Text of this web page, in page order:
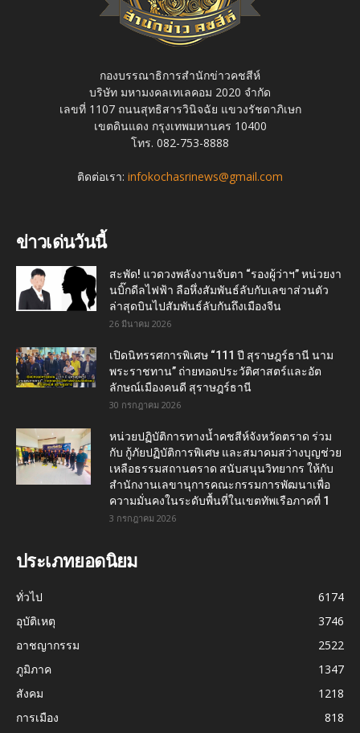
กองบรรณาธิการสำนักข่าวคชสีห์
บริษัท มหามงคลเทเลคอม 2020 จำกัด
เลขที่ 1107 ถนนสุทธิสารวินิจฉัย แขวงรัชดาภิเษก
เขตดินแดง กรุงเทพมหานคร 10400
โทร. 082-753-8888
ติดต่อเรา: infokochasrinews@gmail.com
ข่าวเด่นวันนี้
สะพัด! แวดวงพลังงานจับตา “รองผู้ว่าฯ” หน่วยงา
นบิ๊กดีลไฟฟ้า ลือหึ่งสัมพันธ์ลับกับเลขาส่วนตัว
ล่าสุดบินไปสัมพันธ์ลับกันถึงเมืองจีน
26 มีนาคม 2026
เปิดนิทรรศการพิเศษ “111 ปี สุราษฎร์ธานี นาม
พระราชทาน” ถ่ายทอดประวัติศาสตร์และอัต
ลักษณ์เมืองคนดี สุราษฎร์ธานี
30 กรกฎาคม 2026
หน่วยปฏิบัติการทางน้ำคชสีห์จังหวัดตราด ร่วม
กับ กู้ภัยปฏิบัติการพิเศษ และสมาคมสว่างบุญช่วย
เหลือธรรมสถานตราด สนับสนุนวิทยากร ให้กับ
สำนักงานเลขานุการคณะกรรมการพัฒนาเพื่อ
ความมั่นคงในระดับพื้นที่ในเขตทัพเรือภาคที่ 1
3 กรกฎาคม 2026
ประเภทยอดนิยม
ทั่วไป
6174
อุบัติเหตุ
3746
อาชญากรรม
2522
ภูมิภาค
1347
สังคม
1218
การเมือง
818